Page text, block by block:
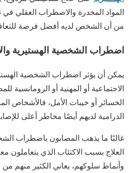
المواد المخدرة والاضطراب العقلي في
من أن الشخص لديه أفضل فرصة
اضطراب الشخصية الهستيرية
يمكن أن يؤثر اضطراب الشخصية
الاجتماعية أو المهنية أو الرومانسية
الخسائر أو خيبات الأمل، فالأشخاص
الدرامية لديهم أيضًا مخاطر أعلى
غالبًا ما يذهب المصابون باضطراب
العلاج بسبب الاكتئاب الذي
وأنماط سلوكهم، يعاني الكثير منهم